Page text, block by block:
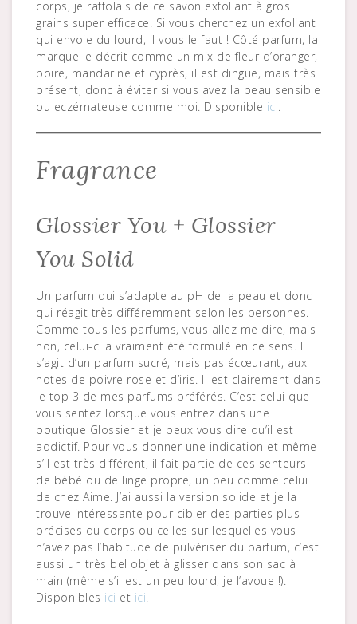
corps, je raffolais de ce savon exfoliant à gros
grains super efficace. Si vous cherchez un exfoliant
qui envoie du lourd, il vous le faut ! Côté parfum, la
marque le décrit comme un mix de fleur d’oranger,
poire, mandarine et cyprès, il est dingue, mais très
présent, donc à éviter si vous avez la peau sensible
ou eczémateuse comme moi. Disponible ici
Fragrance
Glossier You + Glossier
You Solid
Un parfum qui s’adapte au pH de la peau et donc
qui réagit très différemment selon les personnes.
Comme tous les parfums, vous allez me dire, mais
non, celui-ci a vraiment été formulé en ce sens. Il
s’agit d’un parfum sucré, mais pas écœurant, aux
notes de poivre rose et d’iris. Il est clairement dans
le top 3 de mes parfums préférés. C’est celui que
vous sentez lorsque vous entrez dans une
boutique Glossier et je peux vous dire qu’il est
addictif. Pour vous donner une indication et même
s’il est très différent, il fait partie de ces senteurs
de bébé ou de linge propre, un peu comme celui
de chez Aime. J’ai aussi la version solide et je la
trouve intéressante pour cibler des parties plus
précises du corps ou celles sur lesquelles vous
n’avez pas l’habitude de pulvériser du parfum, c’est
aussi un très bel objet à glisser dans son sac à
main (même s’il est un peu lourd, je l’avoue !).
Disponibles ici et ici